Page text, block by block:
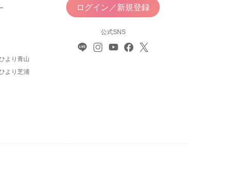
より青山
より芝浦
ログイン／新規登録
公式SNS